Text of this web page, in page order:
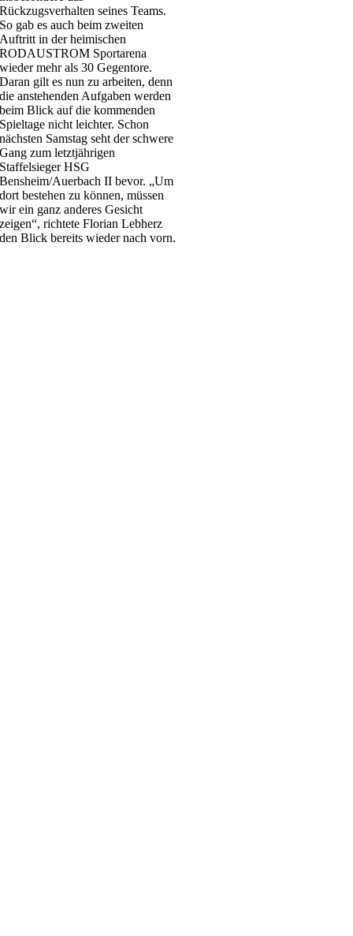
Rückzugsverhalten seines Teams.
So gab es auch beim zweiten
Auftritt in der heimischen
RODAUSTROM Sportarena
wieder mehr als 30 Gegentore.
Daran gilt es nun zu arbeiten, denn
die anstehenden Aufgaben werden
beim Blick auf die kommenden
Spieltage nicht leichter. Schon
nächsten Samstag seht der schwere
Gang zum letztjährigen
Staffelsieger HSG
Bensheim/Auerbach II bevor. „Um
dort bestehen zu können, müssen
wir ein ganz anderes Gesicht
zeigen“, richtete Florian Lebherz
den Blick bereits wieder nach vorn.